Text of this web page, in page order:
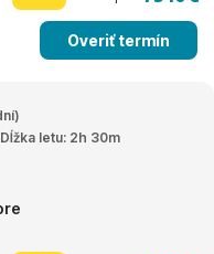
Overiť termín
letu: 2h 30m